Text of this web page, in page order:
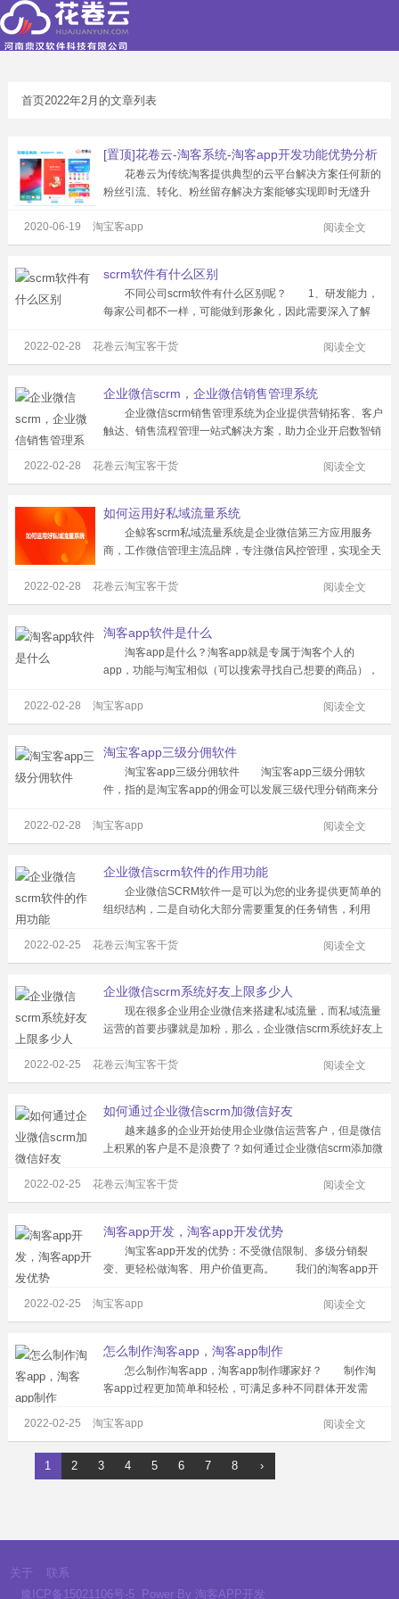
首页2022年2月的文章列表
[置顶]花卷云-淘客系统-淘客app开发功能优势分析
花卷云为传统淘客提供典型的云平台解决方案任何新的
粉丝引流、转化、粉丝留存解决方案能够实现即时无缝升
家，注册粉丝2000万。淘客APP产品市场占有率超50%，
累计为站长创造佣金超2亿...
阅读全文
2020-06-19 淘宝客app
scrm软件有什么区别
不同公司scrm软件有什么区别呢？ 1、研发能力，
每家公司都不一样，可能做到形象化，因此需要深入了解
场是不断变化的，营销观念和方式也在不断变化，因此需要
不断地更新系统或软件，以适应...
阅读全文
2022-02-28 花卷云淘宝客干货
企业微信scrm，企业微信销售管理系统
企业微信scrm销售管理系统为企业提供营销拓客、客户
触达、销售流程管理一站式解决方案，助力企业开启数智销
进行对接，可同步企业微信成员信息，且可查看开启权限成
员的详细信息及所有的消息会话...
阅读全文
2022-02-28 花卷云淘宝客干货
如何运用好私域流量系统
企鲸客scrm私域流量系统是企业微信第三方应用服务
商，工作微信管理主流品牌，专注微信风控管理，实现全天
协作效率、监管合规的需求。 “如何运用好私域流量”为
大家建议几点 1、要做好私...
阅读全文
2022-02-28 花卷云淘宝客干货
淘客app软件是什么
淘客app是什么？淘客app就是专属于淘客个人的
app，功能与淘宝相似（可以搜索寻找自己想要的商品），
了淘宝客活动的商品对接到app里，淘客只要推广这个app
即可，不需要一个一个商品去...
阅读全文
2022-02-28 淘宝客app
淘宝客app三级分佣软件
淘宝客app三级分佣软件 淘宝客app三级分佣软
件，指的是淘宝客app的佣金可以发展三级代理分销商来分
每个人都可能成为推广中的一级代理，拿一级推广佣
金。 app平台可以使用三级分佣...
阅读全文
2022-02-28 淘宝客app
企业微信scrm软件的作用功能
企业微信SCRM软件一是可以为您的业务提供更简单的
组织结构，二是自动化大部分需要重复的任务销售，利用
适。SCRM自动化增强品牌竞争力，提高客户满意度和销售
量，减少客户流失。 企业微...
阅读全文
2022-02-25 花卷云淘宝客干货
企业微信scrm系统好友上限多少人
现在很多企业用企业微信来搭建私域流量，而私域流量
运营的首要步骤就是加粉，那么，企业微信scrm系统好友上
scrm系统允许多少好友？ 认证企业微信可添加员工
1000人，客户5万人； ...
阅读全文
2022-02-25 花卷云淘宝客干货
如何通过企业微信scrm加微信好友
越来越多的企业开始使用企业微信运营客户，但是微信
上积累的客户是不是浪费了？如何通过企业微信scrm添加微
所有有企业微信的微信好友，将微信里的客户转移到企业微
信。 此外，还可以选择...
阅读全文
2022-02-25 花卷云淘宝客干货
淘客app开发，淘客app开发优势
淘宝客app开发的优势：不受微信限制、多级分销裂
变、更轻松做淘客、用户价值更高。 我们的淘客app开
页、弹窗搜索、个人中心、商品详情、推广订单、超级搜
索、发圈直销、格式化业绩、粉丝出单...
阅读全文
2022-02-25 淘宝客app
怎么制作淘客app，淘客app制作
怎么制作淘客app，淘客app制作哪家好？ 制作淘
客app过程更加简单和轻松，可满足多种不同群体开发需
APP系统方面就能获得更好的优势，针对定制一键生成整个
流程，不需要自己去操心，可享...
阅读全文
2022-02-25 淘宝客app
1 2 3 4 5 6 7 8 ›
关于
联系
豫ICP备15021106号-5
Power By 淘客APP开发